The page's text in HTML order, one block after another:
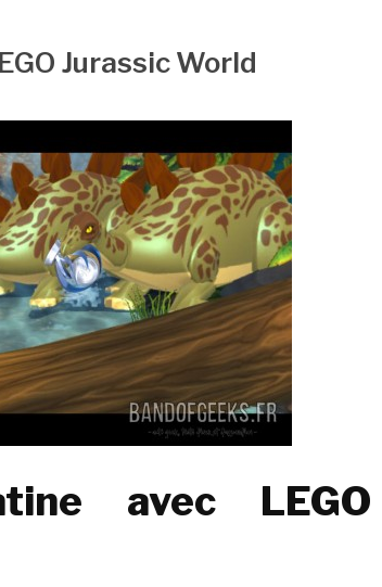
Jurassic World
avec LEGO